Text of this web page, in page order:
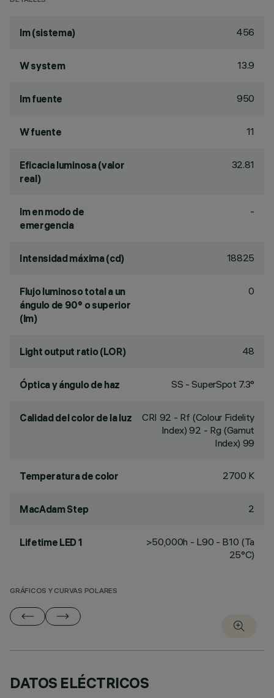
lm (sistema) 456
W system 13.9
lm fuente 950
W fuente 11
Eficacia luminosa (valor
real)
32.81
lm en modo de
emergencia
-
Intensidad máxima (cd) 18825
Flujo luminoso total a un
ángulo de 90° o superior
(lm)
0
Light output ratio (LOR) 48
Óptica y ángulo de haz SS - SuperSpot 7.3°
Calidad del color de la luz CRI 92 - Rf (Colour Fidelity
Index) 92 - Rg (Gamut
Index) 99
Temperatura de color 2700 K
MacAdam Step 2
Lifetime LED 1
>50,000h - L90 - B10 (Ta
25°C)
GRÁFICOS Y CURVAS POLARES
DATOS ELÉCTRICOS